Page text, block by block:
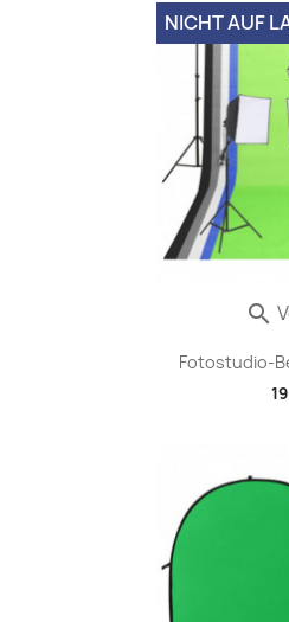
Fotostudio-
NICHT AUF
